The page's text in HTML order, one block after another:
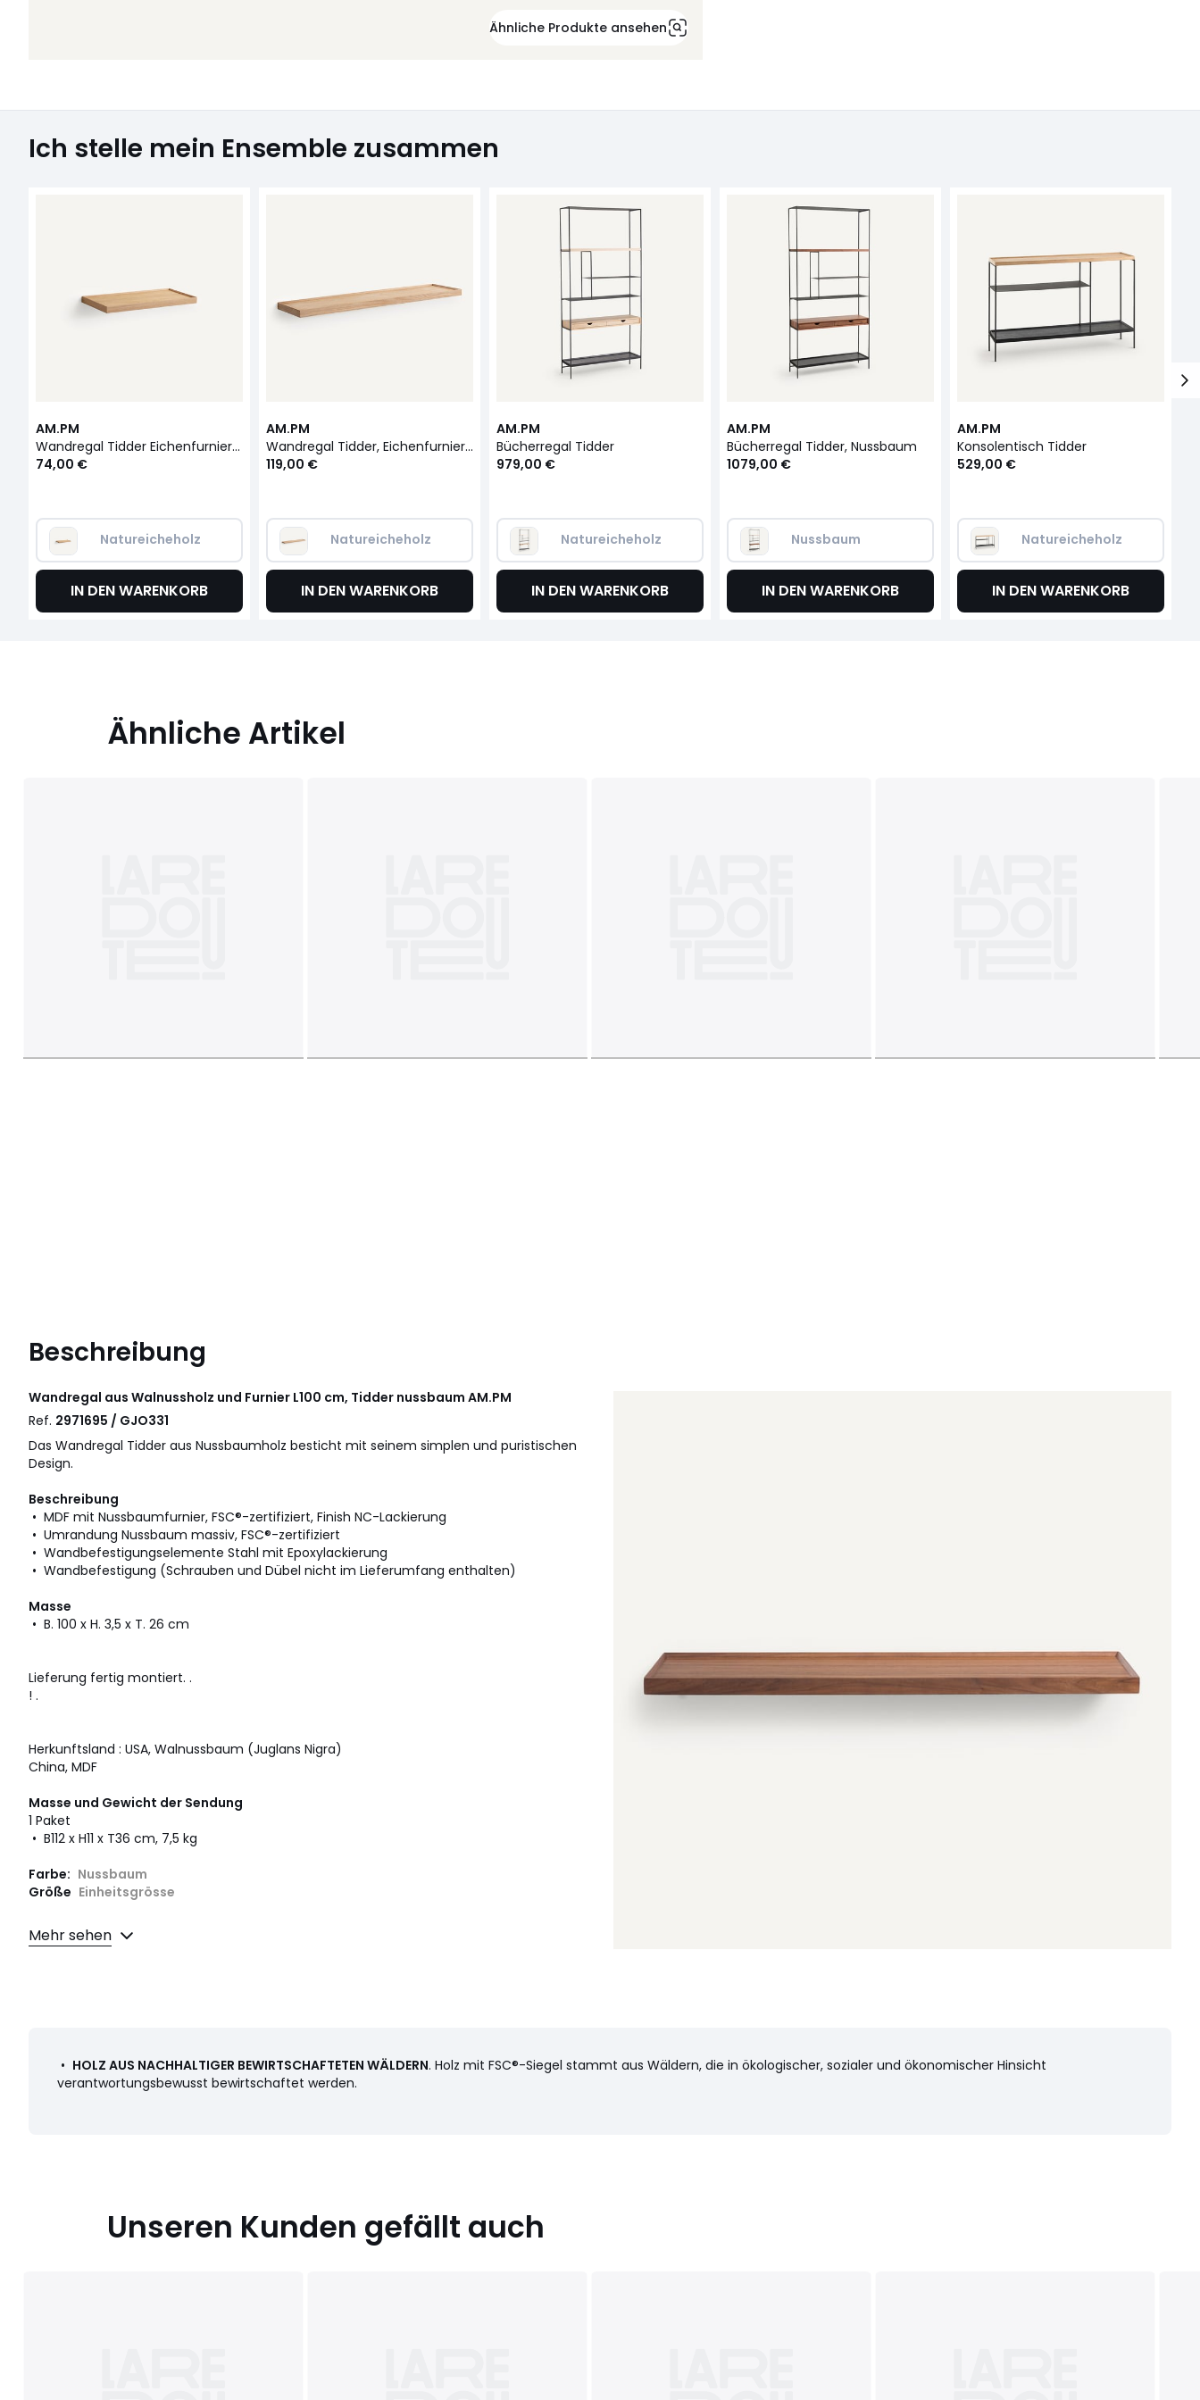
Ähnliche Produkte ansehen
Ich stelle mein Ensemble zusammen
AM.PM
Wandregal Tidder Eichenfurnier B60 cm
74,00 €
Natureicheholz
IN DEN WARENKORB
AM.PM
Wandregal Tidder, Eichenfurnier B100 cm
119,00 €
Natureicheholz
IN DEN WARENKORB
AM.PM
Bücherregal Tidder
979,00 €
Natureicheholz
IN DEN WARENKORB
AM.PM
Bücherregal Tidder, Nussbaum
1079,00 €
Nussbaum
IN DEN WARENKORB
AM.PM
Konsolentisch Tidder
529,00 €
Natureicheholz
IN DEN WARENKORB
Ähnliche Artikel
Beschreibung
Wandregal aus Walnussholz und Furnier L100 cm, Tidder nussbaum AM.PM
Ref. 2971695 / GJO331
Das Wandregal Tidder aus Nussbaumholz besticht mit seinem simplen und puristischen
Design.
Beschreibung
• MDF mit Nussbaumfurnier, FSC®-zertifiziert, Finish NC-Lackierung
• Umrandung Nussbaum massiv, FSC®-zertifiziert
• Wandbefestigungselemente Stahl mit Epoxylackierung
• Wandbefestigung (Schrauben und Dübel nicht im Lieferumfang enthalten)
Masse
• B. 100 x H. 3,5 x T. 26 cm
Lieferung fertig montiert. .
! .
Herkunftsland : USA, Walnussbaum (Juglans Nigra)
China, MDF
Masse und Gewicht der Sendung
1 Paket
• B112 x H11 x T36 cm, 7,5 kg
Farbe: Nussbaum
Größe Einheitsgrösse
Herunterladen
Mehr sehen
• HOLZ AUS NACHHALTIGER BEWIRTSCHAFTETEN WÄLDERN. Holz mit FSC®-Siegel stammt aus Wäldern, die in ökologischer, sozialer und ökonomischer Hinsicht
verantwortungsbewusst bewirtschaftet werden.
Unseren Kunden gefällt auch